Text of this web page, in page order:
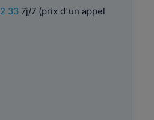
337j/7 (prix d'un appel